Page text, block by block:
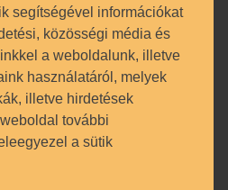
segítségével információkat
közösségi média és
a weboldalunk, illetve
használatáról, melyek
illetve hirdetések
további
a sütik
2023.